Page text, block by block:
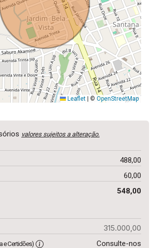
Leaflet © OpenStreetMap
valores sujeitos a alteração.
488,00
60,00
548,00
315.000,00
e Certidões) Consulte-nos